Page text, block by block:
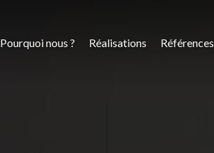
Pourquoi nous ? Réalisations Références